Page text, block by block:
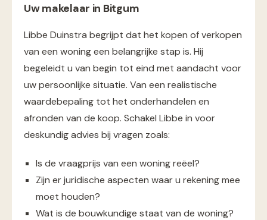
Uw makelaar in Bitgum
Libbe Duinstra begrijpt dat het kopen of verkopen
van een woning een belangrijke stap is. Hij
begeleidt u van begin tot eind met aandacht voor
uw persoonlijke situatie. Van een realistische
waardebepaling tot het onderhandelen en
afronden van de koop. Schakel Libbe in voor
deskundig advies bij vragen zoals:
Is de vraagprijs van een woning reëel?
Zijn er juridische aspecten waar u rekening mee
moet houden?
Wat is de bouwkundige staat van de woning?